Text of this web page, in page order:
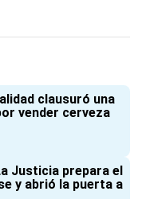
clausuró una
vender cerveza
Justicia prepara el
y abrió la puerta a